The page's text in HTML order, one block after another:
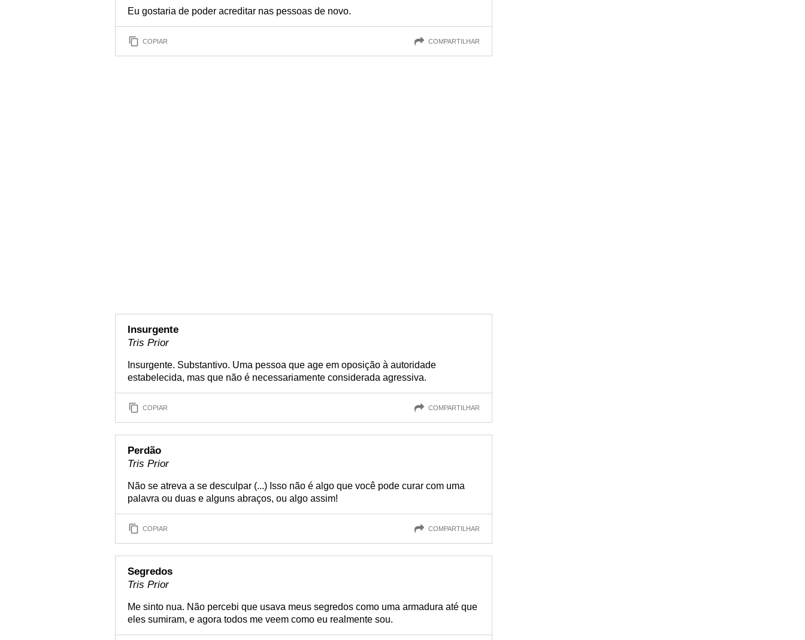
Eu gostaria de poder acreditar nas pessoas de novo.
COPIAR COMPARTILHAR
Insurgente
Tris Prior
Insurgente. Substantivo. Uma pessoa que age em oposição à autoridade
estabelecida, mas que não é necessariamente considerada agressiva.
COPIAR COMPARTILHAR
Perdão
Tris Prior
Não se atreva a se desculpar (...) Isso não é algo que você pode curar com uma
palavra ou duas e alguns abraços, ou algo assim!
COPIAR COMPARTILHAR
Segredos
Tris Prior
Me sinto nua. Não percebi que usava meus segredos como uma armadura até que
eles sumiram, e agora todos me veem como eu realmente sou.